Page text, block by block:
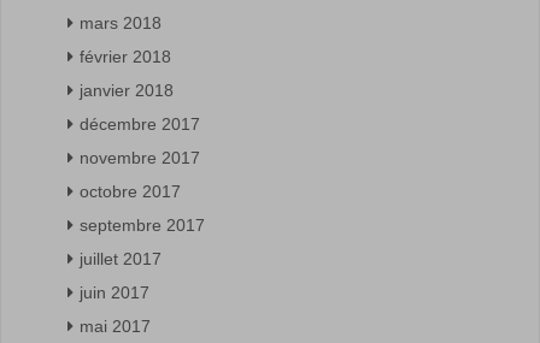
mars 2018
février 2018
janvier 2018
décembre 2017
novembre 2017
octobre 2017
septembre 2017
juillet 2017
juin 2017
mai 2017